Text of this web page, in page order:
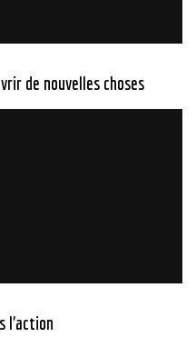
de nouvelles choses
l’action